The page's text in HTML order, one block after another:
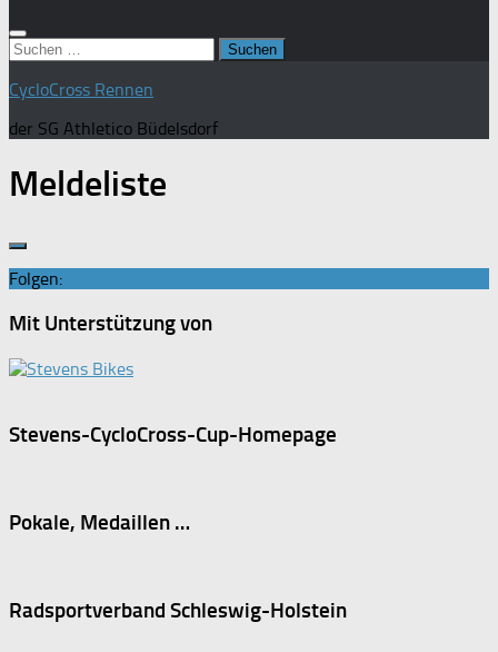
Suchen
nach:
CycloCross Rennen
der SG Athletico Büdelsdorf
Meldeliste
Folgen:
Mit Unterstützung von
Stevens-CycloCross-Cup-Homepage
Pokale, Medaillen …
Radsportverband Schleswig-Holstein